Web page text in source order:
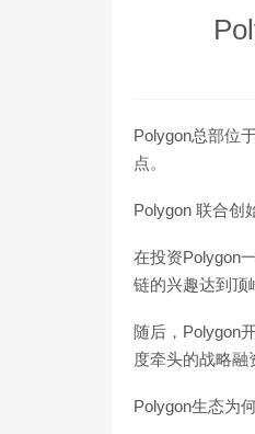
Polygon总部位
点。
Polygon 联合创
在投资Polygon
链的兴趣达到顶
随后，Polygon
度牵头的战略融
Polygon生态为